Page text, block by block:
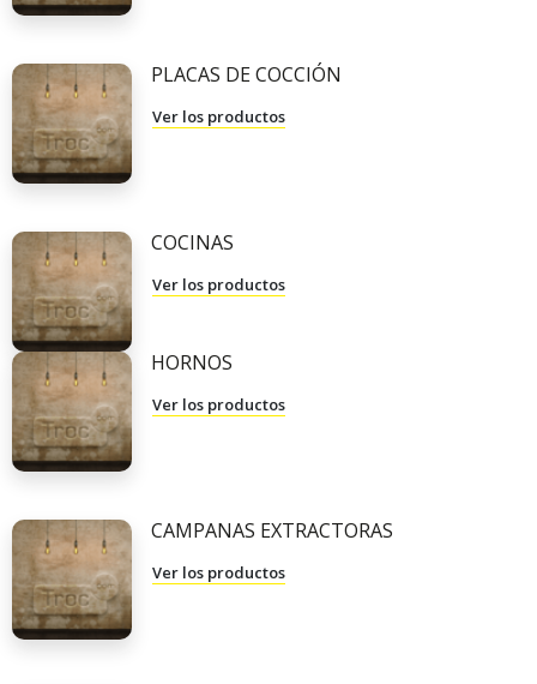
PLACAS DE COCCIÓN
Ver los productos
COCINAS
Ver los productos
HORNOS
Ver los productos
CAMPANAS EXTRACTORAS
Ver los productos